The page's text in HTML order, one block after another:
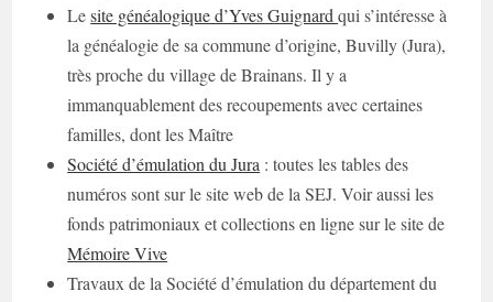
Lesite généalogique d’Yves Guignardqui s’intéresse à
la généalogie de sa commune d’origine, Buvilly (Jura),
très proche du village de Brainans. Il y a
immanquablement des recoupements avec certaines
familles, dont les Maître
Société d’émulation du Jura : toutes les tables des
numéros sont sur le site web de la SEJ. Voir aussi les
fonds patrimoniaux et collections en ligne sur le site de
Mémoire Vive
Travaux de la Société d’émulation du département du